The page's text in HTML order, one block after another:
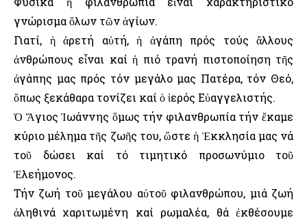
γνώρισμα ὅλων τῶν ἁγίων.
Γιατί, ἡ ἀρετή αὐτή, ἡ ἀγάπη πρός τούς ἄλλους
ἀνθρώπους εἶναι καί ἡ πιό τρανή πιστοποίηση τῆς
ἀγάπης μας πρός τόν μεγάλο μας Πατέρα, τόν Θεό,
ὅπως ξεκάθαρα τονίζει καί ὁ ἱερός Εὐαγγελιστής.
Ὁ Ἅγιος Ἰωάννης ὅμως τήν φιλανθρωπία τήν ἔκαμε
κύριο μέλημα τῆς ζωῆς του, ὥστε ἡ Ἐκκλησία μας νά
τοῦ δώσει καί τό τιμητικό προσωνύμιο τοῦ
Ἐλεήμονος.
Τήν ζωή τοῦ μεγάλου αὐτοῦ φιλανθρώπου, μιά ζωή
ἀληθινά χαριτωμένη καί ρωμαλέα, θά ἐκθέσουμε